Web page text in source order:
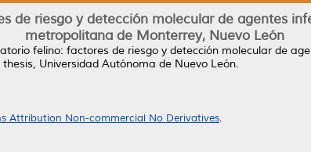
de riesgo y detección molecular de agentes
metropolitana de Monterrey, Nuevo León
felino: factores de riesgo y detección molecular de
Universidad Autónoma de Nuevo León.
Attribution Non-commercial No Derivatives.